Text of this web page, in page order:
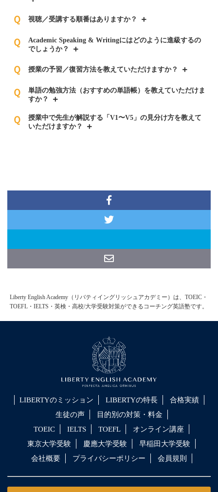
Ｑ 視聴／受講する順番はありますか？
Ｑ
Academic Speaking & Writingにはどのように進級するの
でしょうか？
Ｑ 授業の予習／復習方法を教えていただけますか？
Ｑ
単語の勉強方法（おすすめの単語帳）を教えていただけま
すか？
Ｑ
授業中で先生が解説する「V1〜V5」の見分け方を教えて
いただけますか？
Liberty English Academy（リバティイングリッシュアカデミー）は、TOEIC・
TOEFL・IELTS・英検・高校/大学受験対策ができるコーチング英語塾です。
LIBERTYのミッション LIBERTYの特長
合格実績
生徒の声
目的別の対策・料金
TOEIC
IELTS TOEFL
オンライン講座
東京大学受験
慶應大学受験
早稲田大学受験
会社概要
プライバシーポリシー 会員規則